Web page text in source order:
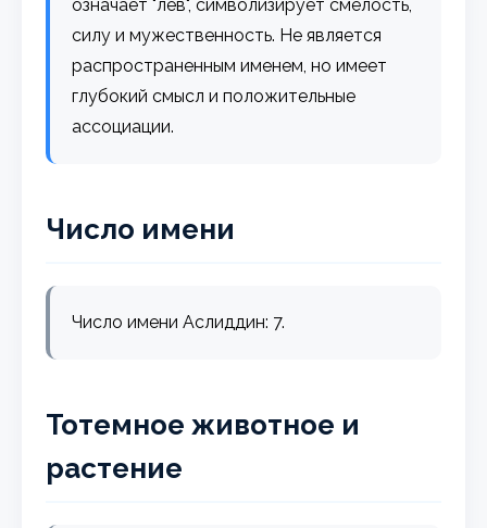
означает "лев", символизирует смелость,
силу и мужественность. Не является
распространенным именем, но имеет
глубокий смысл и положительные
ассоциации.
Число имени
Число имени Аслиддин: 7.
Тотемное животное и
растение